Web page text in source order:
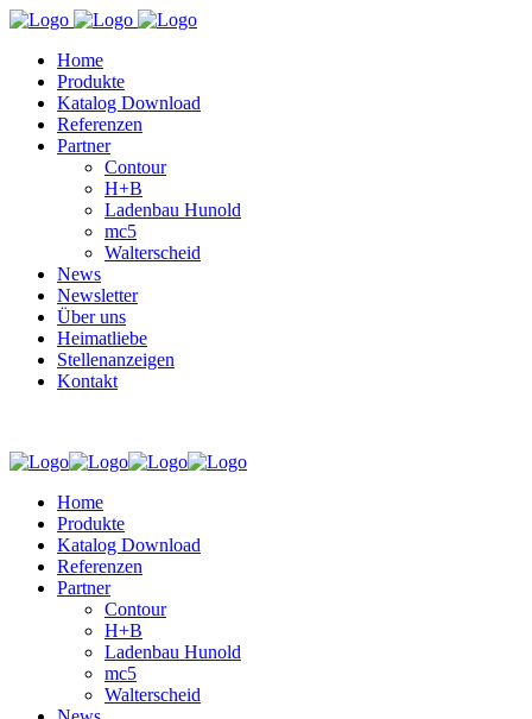
Home
Produkte
Katalog Download
Referenzen
Partner
Contour
H+B
Ladenbau Hunold
mc5
Walterscheid
News
Newsletter
Über uns
Heimatliebe
Stellenanzeigen
Kontakt
Home
Produkte
Katalog Download
Referenzen
Partner
Contour
H+B
Ladenbau Hunold
mc5
Walterscheid